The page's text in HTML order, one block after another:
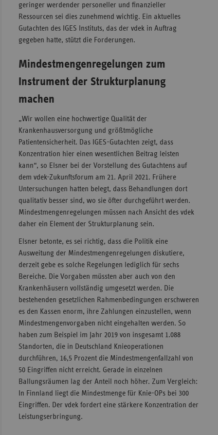
geringer werdender personeller und finanzieller
Ressourcen sei dies zunehmend wichtig. Ein aktuelles
Gutachten des IGES Instituts, das der vdek in Auftrag
gegeben hatte, stützt die Forderungen.
Mindestmengenregelungen zum
Instrument der Strukturplanung
machen
„Wir wollen eine hochwertige Qualität der
Krankenhausversorgung und größtmögliche
Patientensicherheit. Das IGES-Gutachten zeigt, dass
Konzentration hier einen wesentlichen Beitrag leisten
kann“, so Elsner bei der Vorstellung des Gutachtens auf
dem vdek-Zukunftsforum am 21. April 2021. Frühere
Untersuchungen hatten belegt, dass Behandlungen dort
qualitativ besser sind, wo sie öfter durchgeführt werden.
Mindestmengenregelungen müssen nach Ansicht des vdek
daher ein Element der Strukturplanung sein.
Elsner betonte, es sei richtig, dass die Politik eine
Ausweitung der Mindestmengenregelungen diskutiere,
derzeit gebe es solche Regelungen lediglich für sechs
Bereiche. Die Vorgaben müssten aber auch von den
Krankenhäusern vollständig umgesetzt werden. Die
bestehenden gesetzlichen Rahmenbedingungen erschweren
es den Kassen enorm, ihre Zahlungen einzustellen, wenn
Mindestmengenvorgaben nicht eingehalten werden. So
haben zum Beispiel im Jahr 2019 von insgesamt 1.088
Standorten, die in Deutschland Knieoperationen
durchführen, 16,5 Prozent die Mindestmengenfallzahl von
50 Eingriffen nicht erreicht. Gerade in einzelnen
Ballungsräumen lag der Anteil noch höher. Zum Vergleich:
In Finnland liegt die Mindestmenge für Knie-OPs bei 300
Eingriffen. Der vdek fordert eine stärkere Konzentration der
Leistungserbringung.